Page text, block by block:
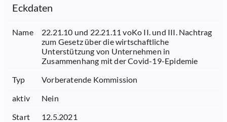
Eckdaten
Name
22.21.10 und 22.21.11 voKo II. und III. Nachtrag
zum Gesetz über die wirtschaftliche
Unterstützung von Unternehmen in
Zusammenhang mit der Covid-19-Epidemie
Typ
Vorberatende Kommission
aktiv
Nein
Start
12.5.2021